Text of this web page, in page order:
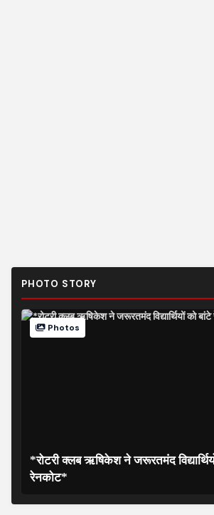
PHOTO STORY
Photos
*रोटरी क्लब ऋषिकेश ने जरूरतमंद
रेनकोट*